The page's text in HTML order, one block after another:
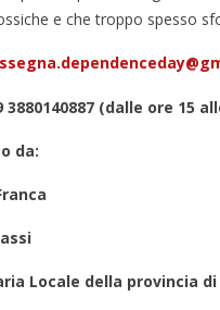
e che troppo spesso
(dalle ore 15 alle
da:
Locale della provincia